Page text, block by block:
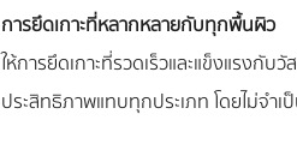
การยึดเกาะที่หลากหลายกับทุกพื้นผิว
ให้การยึดเกาะที่รวดเร็วและแข็งแรงกั
ประสิทธิภาพแทบทุกประเภท โดยไม่จ